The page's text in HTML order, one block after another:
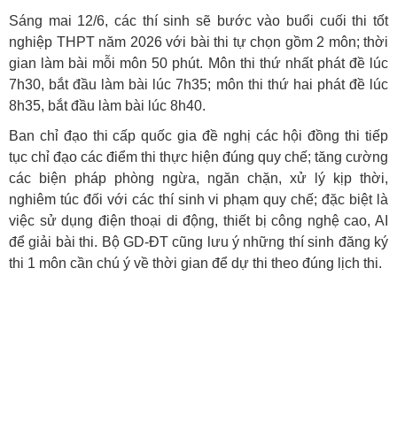
Sáng mai 12/6, các thí sinh sẽ bước vào buổi cuối thi tốt
nghiệp THPT năm 2026 với bài thi tự chọn gồm 2 môn; thời
gian làm bài mỗi môn 50 phút. Môn thi thứ nhất phát đề lúc
7h30, bắt đầu làm bài lúc 7h35; môn thi thứ hai phát đề lúc
8h35, bắt đầu làm bài lúc 8h40.
Ban chỉ đạo thi cấp quốc gia đề nghị các hội đồng thi tiếp
tục chỉ đạo các điểm thi thực hiện đúng quy chế; tăng cường
các biện pháp phòng ngừa, ngăn chặn, xử lý kịp thời,
nghiêm túc đối với các thí sinh vi phạm quy chế; đặc biệt là
việc sử dụng điện thoại di động, thiết bị công nghệ cao, AI
để giải bài thi. Bộ GD-ĐT cũng lưu ý những thí sinh đăng ký
thi 1 môn cần chú ý về thời gian để dự thi theo đúng lịch thi.